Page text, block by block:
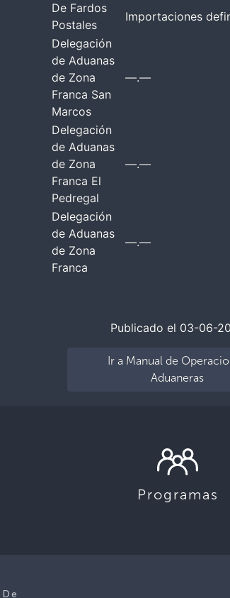
De Fardos
Postales
Importaciones
Delegación
de Aduanas
de Zona
Franca San
Marcos
—.—
Delegación
de Aduanas
de Zona
Franca El
Pedregal
—.—
Delegación
de Aduanas
de Zona
Franca
—.—
Publicado el 03-06-
Ir a Manual de
Aduaneras
Programas